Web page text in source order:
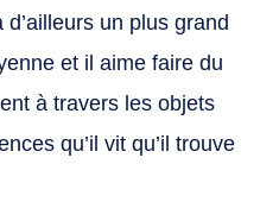
un plus grand
et il aime faire du
à travers les objets
qu’il vit qu’il trouve